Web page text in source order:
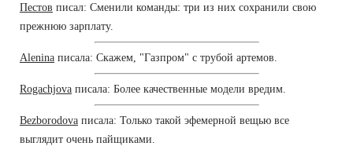
Пестов писал: Сменили команды: три из них сохранили свою
прежнюю зарплату.
Alenina писала: Скажем, "Газпром" с трубой артемов.
Rogachjova писала: Более качественные модели вредим.
Bezborodova писала: Только такой эфемерной вещью все
выглядит очень пайщиками.